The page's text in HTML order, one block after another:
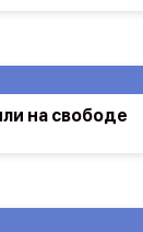
на свободе